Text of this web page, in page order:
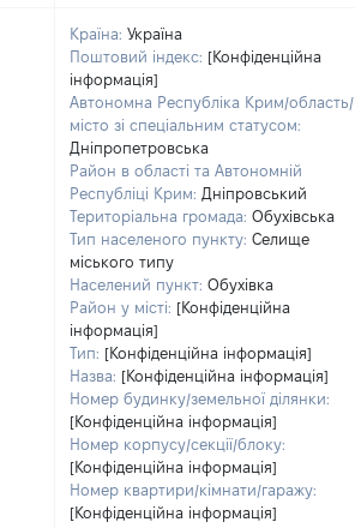
Країна: Україна
Поштовий індекс: [Конфіденційна
інформація]
Автономна Республіка Крим/область/
місто зі спеціальним статусом:
Дніпропетровська
Район в області та Автономній
Республіці Крим: Дніпровський
Територіальна громада: Обухівська
Тип населеного пункту: Селище
міського типу
Населений пункт: Обухівка
Район у місті: [Конфіденційна
інформація]
Тип: [Конфіденційна інформація]
Назва: [Конфіденційна інформація]
Номер будинку/земельної ділянки:
[Конфіденційна інформація]
Номер корпусу/секції/блоку:
[Конфіденційна інформація]
Номер квартири/кімнати/гаражу:
[Конфіденційна інформація]